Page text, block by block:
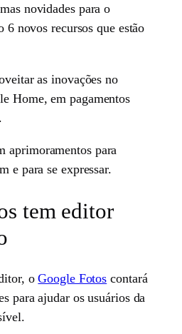
novidades para o
novos recursos que estão
as inovações no
Home, em pagamentos
aprimoramentos para
e para se expressar.
tem editor
oGoogle Fotos contará
para ajudar os usuários da